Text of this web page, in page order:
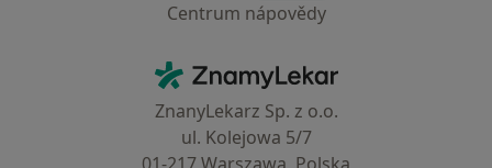
Centrum nápovědy
ZnamyLekar - Hlavní stránka
ZnanyLekarz Sp. z o.o.
ul. Kolejowa 5/7